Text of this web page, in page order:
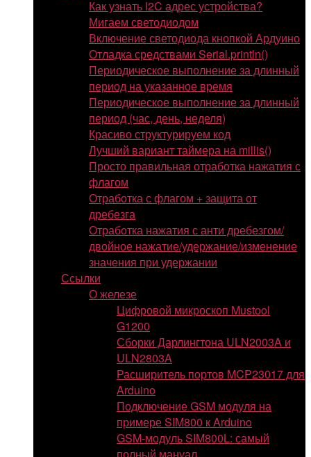
Как узнать I2C адрес устройства?
Мигаем светодиодом
Включение светодиода кнопкой Ардуино
Отладка средствами Serial.println()
Периодическое выполнение за длинный
период на указанное время
Периодическое выполнение за длинный
период (час, день, неделя)
Красиво структурируем код
Лучший вариант таймера на millis()
Просто правильная отработка нажатия с
флагом
Отработка с флагом + защита от
дребезга
Отработка нажатия с анти дребезгом/
двойное нажатие/удержание/изменение
значения при удержании
Ссылки
О железе
Цифровой микроскоп Mustool
G1200
Сборки Дарлингтона ULN2003A и
ULN2803A
Расширитель портов MCP23017 для
Arduino
Подключение GSM модуля на
примере SIM800 к Arduino
GSM-модуль SIM800L: самый